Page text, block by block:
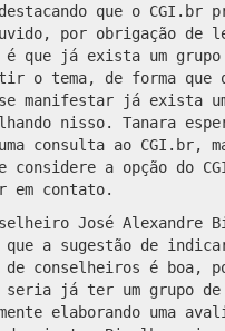
que o CGI.br
por obrigação de
que já exista um grupo
o tema, de forma que
se manifestar já exista
nisso. Tanara
consulta ao CGI.br,
considere a opção do
em contato.
José Alexandre
que a sugestão de
de conselheiros é boa,
já ter um grupo
elaborando uma